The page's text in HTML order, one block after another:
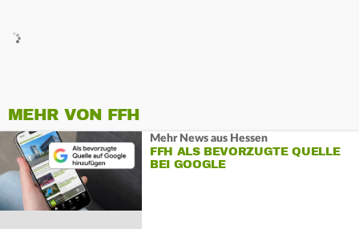
MEHR VON FFH
Mehr News aus Hessen
FFH ALS BEVORZUGTE QUELLE
BEI GOOGLE